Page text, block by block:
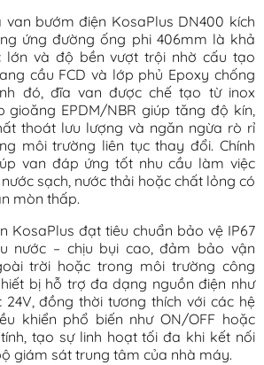
bướm điện KosaPlus DN400 kích
ứng đường ống phi 406mm là khả
lớn và độ bền vượt trội nhờ cấu tạo
cầu FCD và lớp phủ Epoxy chống
đó, đĩa van được chế tạo từ inox
gioăng EPDM/NBR giúp tăng độ kín,
thoát lưu lượng và ngăn ngừa rò rỉ
môi trường liên tục thay đổi. Chính
van đáp ứng tốt nhu cầu làm việc
sạch, nước thải hoặc chất lỏng có
mòn thấp.
KosaPlus đạt tiêu chuẩn bảo vệ IP67
nước – chịu bụi cao, đảm bảo vận
trời hoặc trong môi trường công
bị hỗ trợ đa dạng nguồn điện như
24V, đồng thời tương thích với các hệ
khiển phổ biến như ON/OFF hoặc
tạo sự linh hoạt tối đa khi kết nối
giám sát trung tâm của nhà máy.